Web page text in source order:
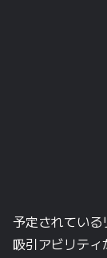
予定されている
吸引アビリテ